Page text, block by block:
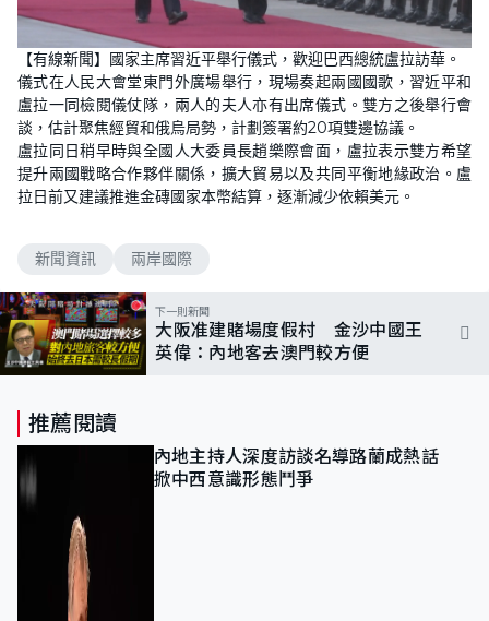
【有線新聞】國家主席習近平舉行儀式，歡迎巴西總統盧拉訪華。
儀式在人民大會堂東門外廣場舉行，現場奏起兩國國歌，習近平和
盧拉一同檢閱儀仗隊，兩人的夫人亦有出席儀式。雙方之後舉行會
談，估計聚焦經貿和俄烏局勢，計劃簽署約20項雙邊協議。
盧拉同日稍早時與全國人大委員長趙樂際會面，盧拉表示雙方希望
提升兩國戰略合作夥伴關係，擴大貿易以及共同平衡地緣政治。盧
拉日前又建議推進金磚國家本幣結算，逐漸減少依賴美元。
新聞資訊 兩岸國際
下一則新聞
大阪准建賭場度假村 金沙中國王
英偉：內地客去澳門較方便
推薦閱讀
內地主持人深度訪談名導路蘭成熱話
掀中西意識形態鬥爭